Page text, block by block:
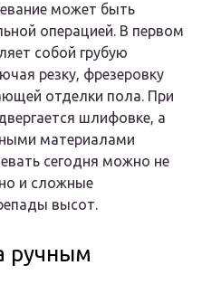
может быть
операцией. В первом
собой грубую
резку, фрезеровку
отделки пола. При
шлифовке, а
материалами
сегодня можно не
и сложные
высот.
ручным